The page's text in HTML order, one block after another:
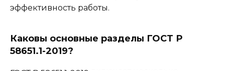
эффективность работы.
Каковы основные разделы ГОСТ Р
58651.1-2019?